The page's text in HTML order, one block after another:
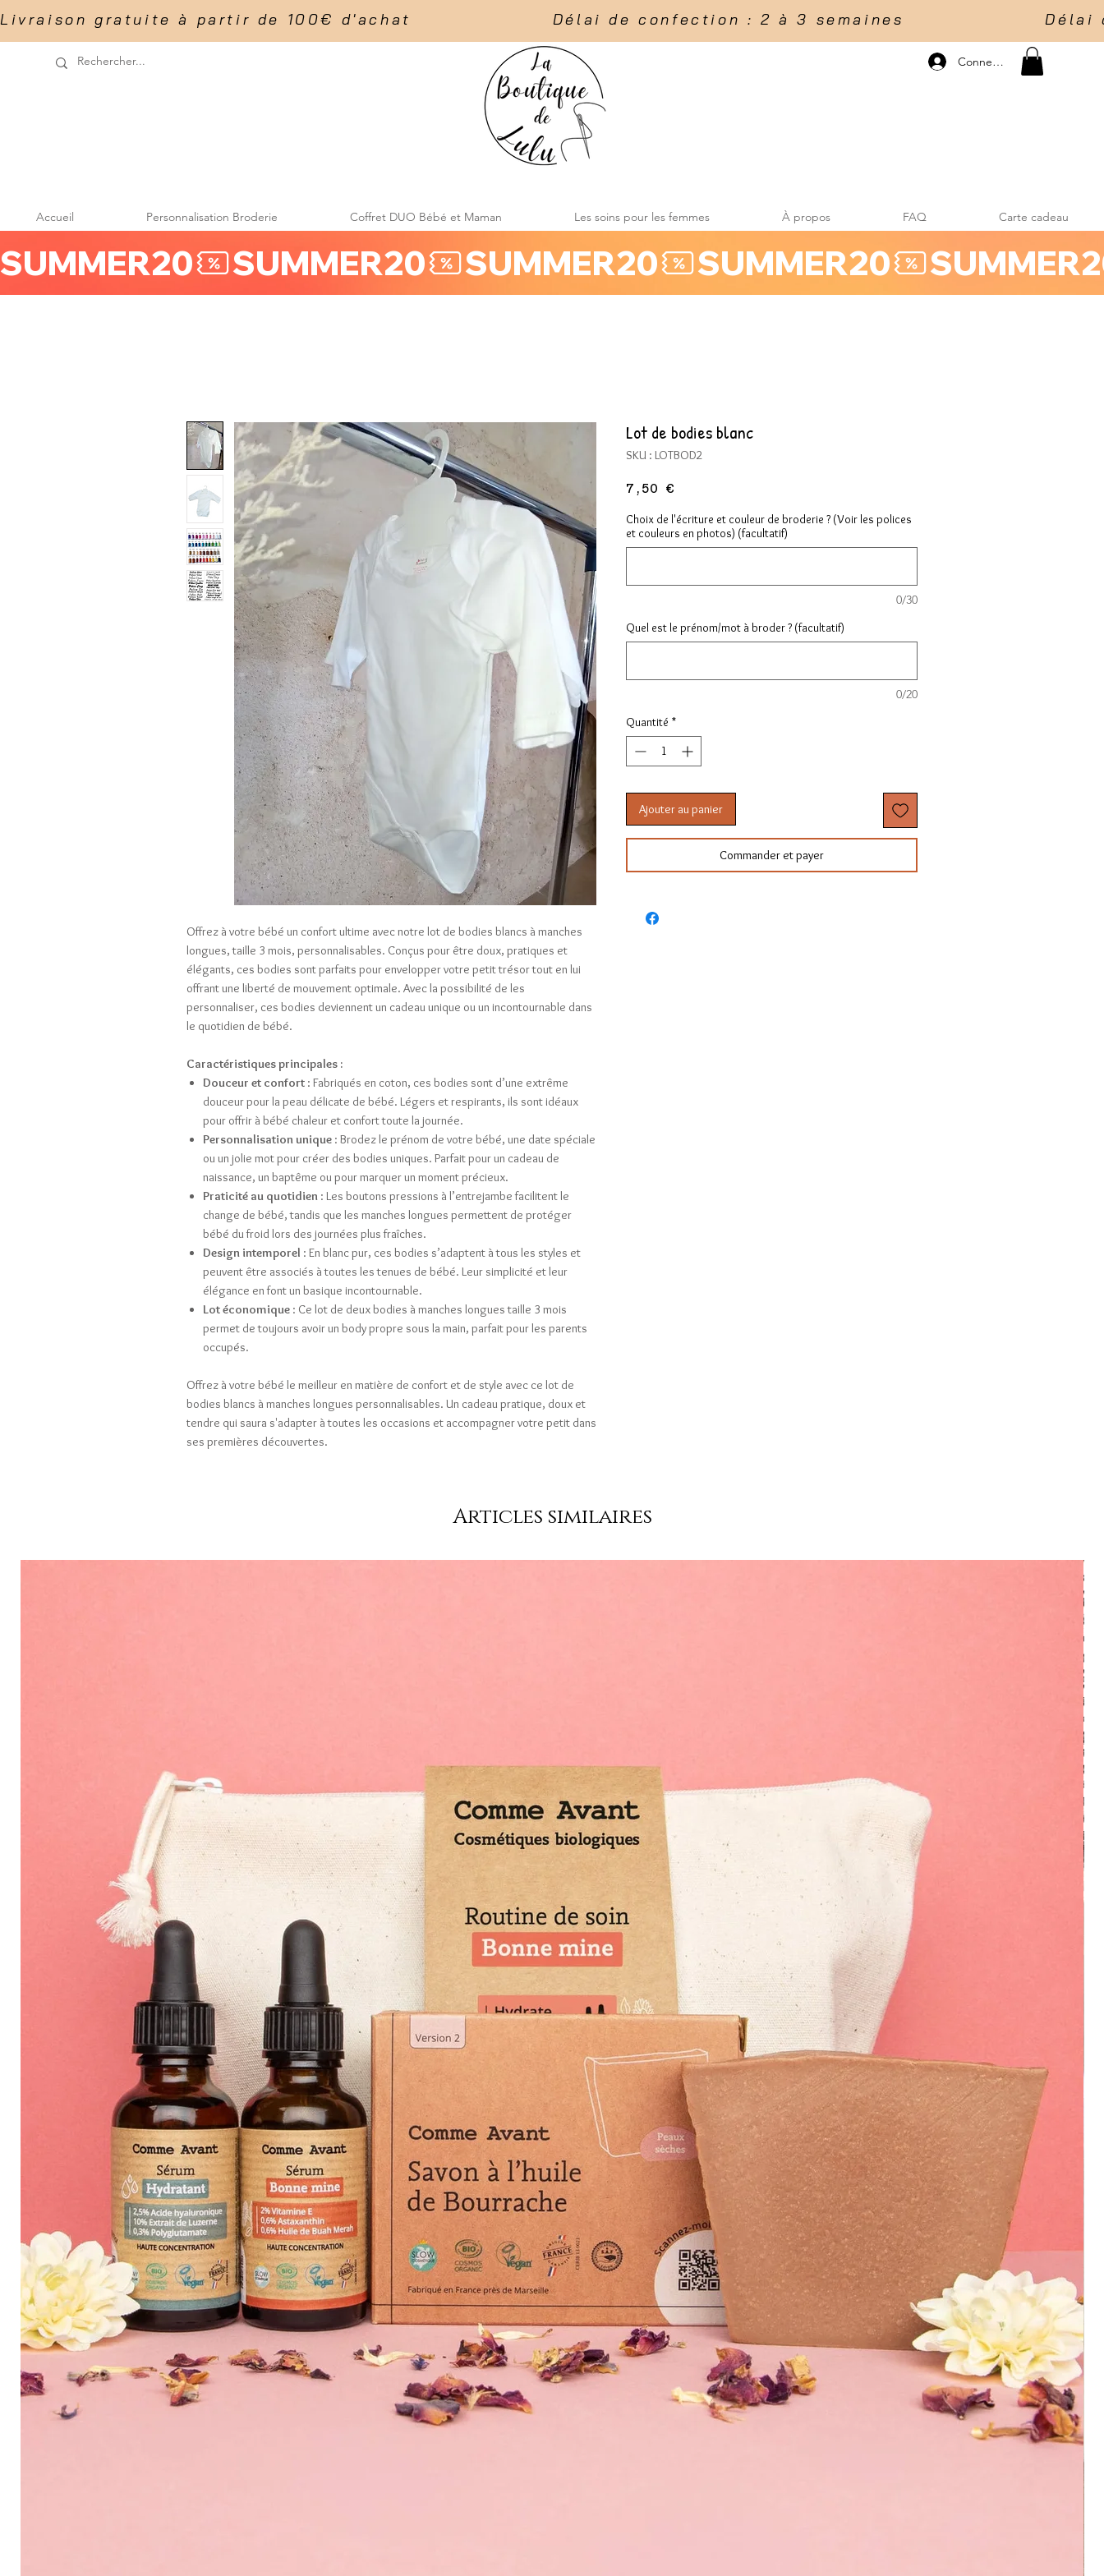
Livraison gratuite à partir de 100€ d'achat                    Délai de confection : 2 à 3 semaines
Connexion
Accueil Personnalisation Broderie Coffret DUO Bébé et Maman Les soins pour les femmes À propos FAQ Carte cadeau
SUMMER20
Offrez à votre bébé un confort ultime avec notre lot de bodies blancs à manches
longues, taille 3 mois, personnalisables. Conçus pour être doux, pratiques et
élégants, ces bodies sont parfaits pour envelopper votre petit trésor tout en lui
offrant une liberté de mouvement optimale. Avec la possibilité de les
personnaliser, ces bodies deviennent un cadeau unique ou un incontournable dans
le quotidien de bébé.
Caractéristiques principales :
Douceur et confort : Fabriqués en coton, ces bodies sont d’une extrême
douceur pour la peau délicate de bébé. Légers et respirants, ils sont idéaux
pour offrir à bébé chaleur et confort toute la journée.
Personnalisation unique : Brodez le prénom de votre bébé, une date spéciale
ou un jolie mot pour créer des bodies uniques. Parfait pour un cadeau de
naissance, un baptême ou pour marquer un moment précieux.
Praticité au quotidien : Les boutons pressions à l’entrejambe facilitent le
change de bébé, tandis que les manches longues permettent de protéger
bébé du froid lors des journées plus fraîches.
Design intemporel : En blanc pur, ces bodies s’adaptent à tous les styles et
peuvent être associés à toutes les tenues de bébé. Leur simplicité et leur
élégance en font un basique incontournable.
Lot économique : Ce lot de deux bodies à manches longues taille 3 mois
permet de toujours avoir un body propre sous la main, parfait pour les parents
occupés.
Offrez à votre bébé le meilleur en matière de confort et de style avec ce lot de
bodies blancs à manches longues personnalisables. Un cadeau pratique, doux et
tendre qui saura s'adapter à toutes les occasions et accompagner votre petit dans
ses premières découvertes.
Lot de bodies blanc
SKU : LOTBOD2
7,50 €
Choix de l'écriture et couleur de broderie ? (Voir les polices
et couleurs en photos) (facultatif)
0/30
Quel est le prénom/mot à broder ? (facultatif)
0/20
Quantité *
Ajouter au panier
Commander et payer
Articles similaires